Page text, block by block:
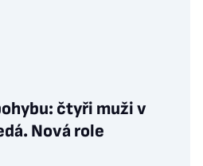
čtyři muži v
Nová role